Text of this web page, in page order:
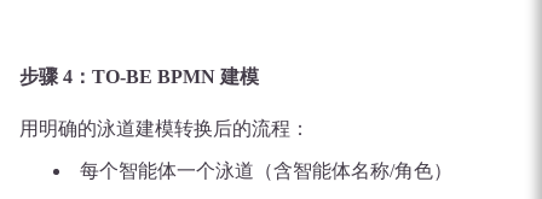
步骤 4：TO-BE BPMN 建模
用明确的泳道建模转换后的流程：
每个智能体一个泳道（含智能体名称/角色）